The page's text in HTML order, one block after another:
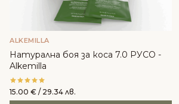
ALKEMILLA
Натурална боя за коса 7.0 РУСО -
Alkemilla
15.00 € / 29.34 лв.